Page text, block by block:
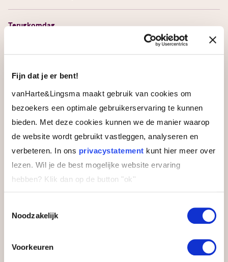
Fijn dat je er bent!
vanHarte&Lingsma maakt gebruik van cookies om
bezoekers een optimale gebruikerservaring te kunnen
bieden. Met deze cookies kunnen we de manier waarop
de website wordt gebruikt vastleggen, analyseren en
verbeteren. In ons privacystatement kunt hier meer over
lezen. Wil je de best mogelijke website ervaring
hebben? Klik dan op de button "ok''
Noodzakelijk
Voorkeuren
Terugkomdag
Leerlocatie
Bilderberg Hotel ’t Speulderbos
Verblijf in dit charmante hotel in het groene hart
van de Veluwe. Een prachtige omgeving voor een
prachtige training.